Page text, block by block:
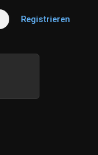
Registrieren